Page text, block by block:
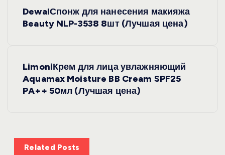
DewalСпонж для нанесения макияжа
Beauty NLP-3538 8шт (Лучшая цена)
LimoniКрем для лица увлажняющий
Aquamax Moisture BB Cream SPF25
PA++ 50мл (Лучшая цена)
Related Posts